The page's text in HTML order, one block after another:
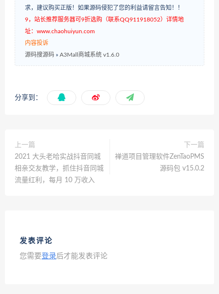
求，建议购买正版！如果源码侵犯了您的利益请留言告知！！
9，站长推荐服务器可9折选购（联系QQ911918052）详情地
址：www.chaohuiyun.com
内容投诉
源码搜源码 » A3Mall商城系统 v1.6.0
分享到：
上一篇
2021 大头老哈实战抖音同城
相亲交友教学，抓住抖音同城
流量红利，每月 10 万收入
下一篇
禅道项目管理软件ZenTaoPMS
源码包 v15.0.2
发表评论
您需要登录后才能发表评论